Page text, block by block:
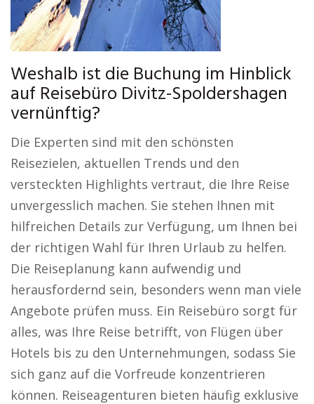
Weshalb ist die Buchung im Hinblick
auf Reisebüro Divitz-Spoldershagen
vernünftig?
Die Experten sind mit den schönsten
Reisezielen, aktuellen Trends und den
versteckten Highlights vertraut, die Ihre Reise
unvergesslich machen. Sie stehen Ihnen mit
hilfreichen Details zur Verfügung, um Ihnen bei
der richtigen Wahl für Ihren Urlaub zu helfen.
Die Reiseplanung kann aufwendig und
herausfordernd sein, besonders wenn man viele
Angebote prüfen muss. Ein Reisebüro sorgt für
alles, was Ihre Reise betrifft, von Flügen über
Hotels bis zu den Unternehmungen, sodass Sie
sich ganz auf die Vorfreude konzentrieren
können. Reiseagenturen bieten häufig exklusive